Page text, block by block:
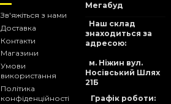
Зв'яжіться з нами
Доставка
Контакти
Магазини
Умови
використання
Політика
конфіденційності
Мегабуд
Наш склад
знаходиться за
адресою:
м. Ніжин вул.
Носівський Шлях
21Б
Графік роботи: